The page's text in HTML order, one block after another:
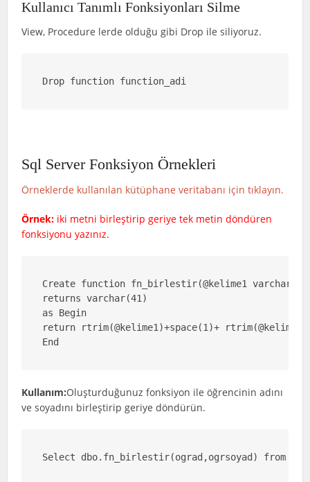
Kullanıcı Tanımlı Fonksiyonları Silme
View, Procedure lerde olduğu gibi Drop ile siliyoruz.
Drop function function_adi
Sql Server Fonksiyon Örnekleri
Örneklerde kullanılan kütüphane veritabanı için tıklayın.
Örnek: iki metni birleştirip geriye tek metin döndüren
fonksiyonu yazınız.
Create function fn_birlestir(@kelime1
returns varchar(41)
as Begin
return rtrim(@kelime1)+space(1)+ rtrim(@kelime2)
End
Kullanım:Oluşturduğunuz fonksiyon ile öğrencinin adını
ve soyadını birleştirip geriye döndürün.
Select dbo.fn_birlestir(ograd,ogrsoyad) from